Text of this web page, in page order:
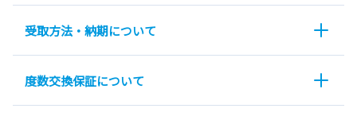
受取方法・納期について
度数交換保証について